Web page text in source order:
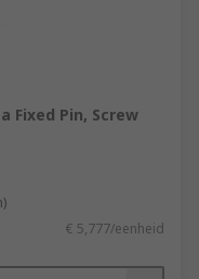
Fixed Pin, Screw
€ 5,777/eenheid